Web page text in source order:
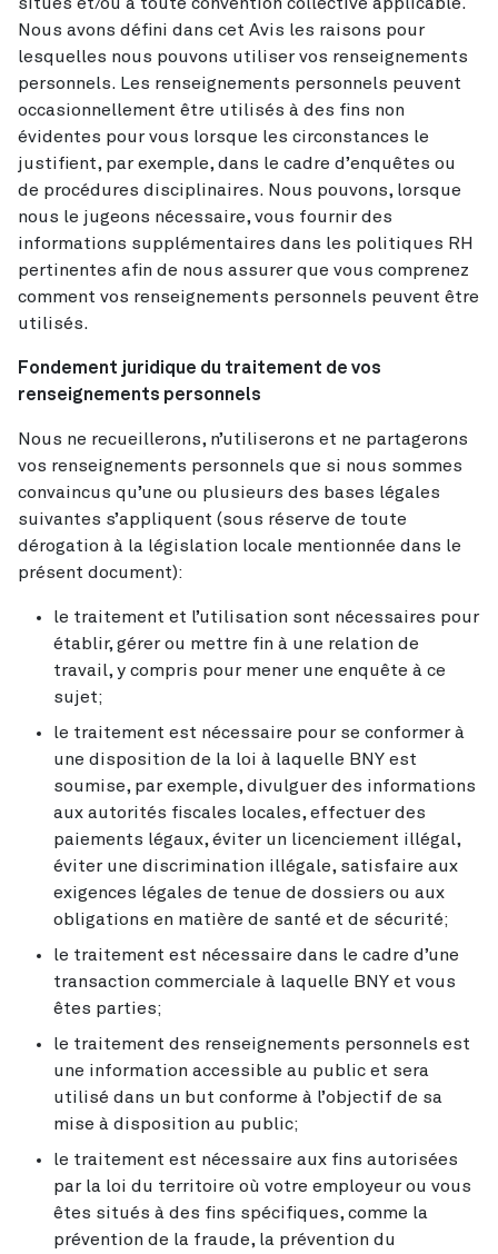
Nous avons défini dans cet Avis les raisons pour
lesquelles nous pouvons utiliser vos renseignements
personnels. Les renseignements personnels peuvent
occasionnellement être utilisés à des fins non
évidentes pour vous lorsque les circonstances le
justifient, par exemple, dans le cadre d’enquêtes ou
de procédures disciplinaires. Nous pouvons, lorsque
nous le jugeons nécessaire, vous fournir des
informations supplémentaires dans les politiques RH
pertinentes afin de nous assurer que vous comprenez
comment vos renseignements personnels peuvent être
utilisés.
Fondement juridique du traitement de vos
renseignements personnels
Nous ne recueillerons, n’utiliserons et ne partagerons
vos renseignements personnels que si nous sommes
convaincus qu’une ou plusieurs des bases légales
suivantes s’appliquent (sous réserve de toute
dérogation à la législation locale mentionnée dans le
présent document):
le traitement et l’utilisation sont nécessaires pour
établir, gérer ou mettre fin à une relation de
travail, y compris pour mener une enquête à ce
sujet;
le traitement est nécessaire pour se conformer à
une disposition de la loi à laquelle BNY est
soumise, par exemple, divulguer des informations
aux autorités fiscales locales, effectuer des
paiements légaux, éviter un licenciement illégal,
éviter une discrimination illégale, satisfaire aux
exigences légales de tenue de dossiers ou aux
obligations en matière de santé et de sécurité;
le traitement est nécessaire dans le cadre d’une
transaction commerciale à laquelle BNY et vous
êtes parties;
le traitement des renseignements personnels est
une information accessible au public et sera
utilisé dans un but conforme à l’objectif de sa
mise à disposition au public;
le traitement est nécessaire aux fins autorisées
par la loi du territoire où votre employeur ou vous
êtes situés à des fins spécifiques, comme la
prévention de la fraude, la prévention du